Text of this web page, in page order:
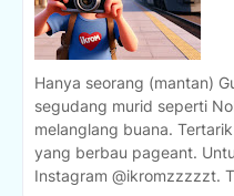
Hanya seorang (mantan)
segudang murid seperti
melanglang buana.
yang berbau pageant.
Instagram @ikromzzzzzt.